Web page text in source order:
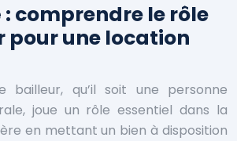
: comprendre le rôle
pour une location
bailleur, qu’il soit une personne
joue un rôle essentiel dans la
en mettant un bien à disposition